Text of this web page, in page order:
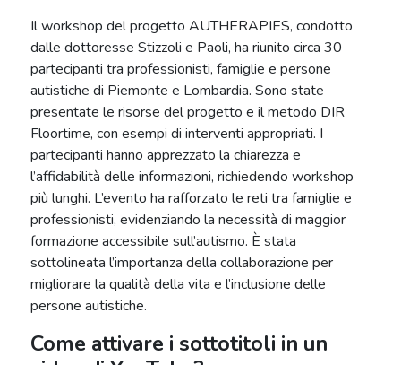
Il workshop del progetto AUTHERAPIES, condotto
dalle dottoresse Stizzoli e Paoli, ha riunito circa 30
partecipanti tra professionisti, famiglie e persone
autistiche di Piemonte e Lombardia. Sono state
presentate le risorse del progetto e il metodo DIR
Floortime, con esempi di interventi appropriati. I
partecipanti hanno apprezzato la chiarezza e
l’affidabilità delle informazioni, richiedendo workshop
più lunghi. L’evento ha rafforzato le reti tra famiglie e
professionisti, evidenziando la necessità di maggior
formazione accessibile sull’autismo. È stata
sottolineata l’importanza della collaborazione per
migliorare la qualità della vita e l’inclusione delle
persone autistiche.
Come attivare i sottotitoli in un